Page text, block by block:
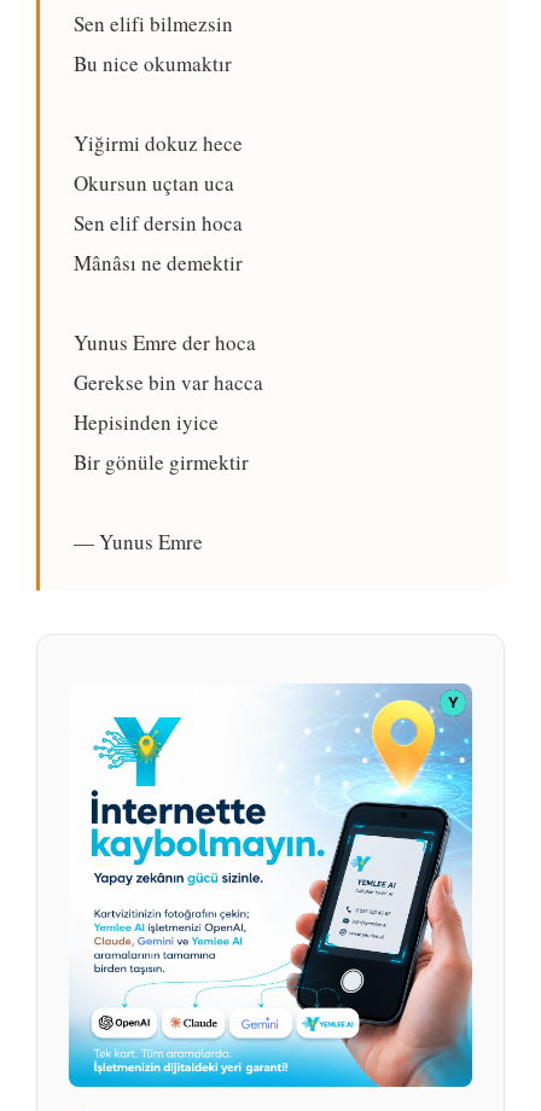
Sen elifi bilmezsin
Bu nice okumaktır
Yiğirmi dokuz hece
Okursun uçtan uca
Sen elif dersin hoca
Mânâsı ne demektir
Yunus Emre der hoca
Gerekse bin var hacca
Hepisinden iyice
Bir gönüle girmektir